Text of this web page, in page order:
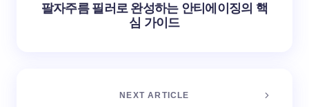
팔자주름 필러로 완성하는 안티에이징의 핵
심 가이드
NEXT ARTICLE